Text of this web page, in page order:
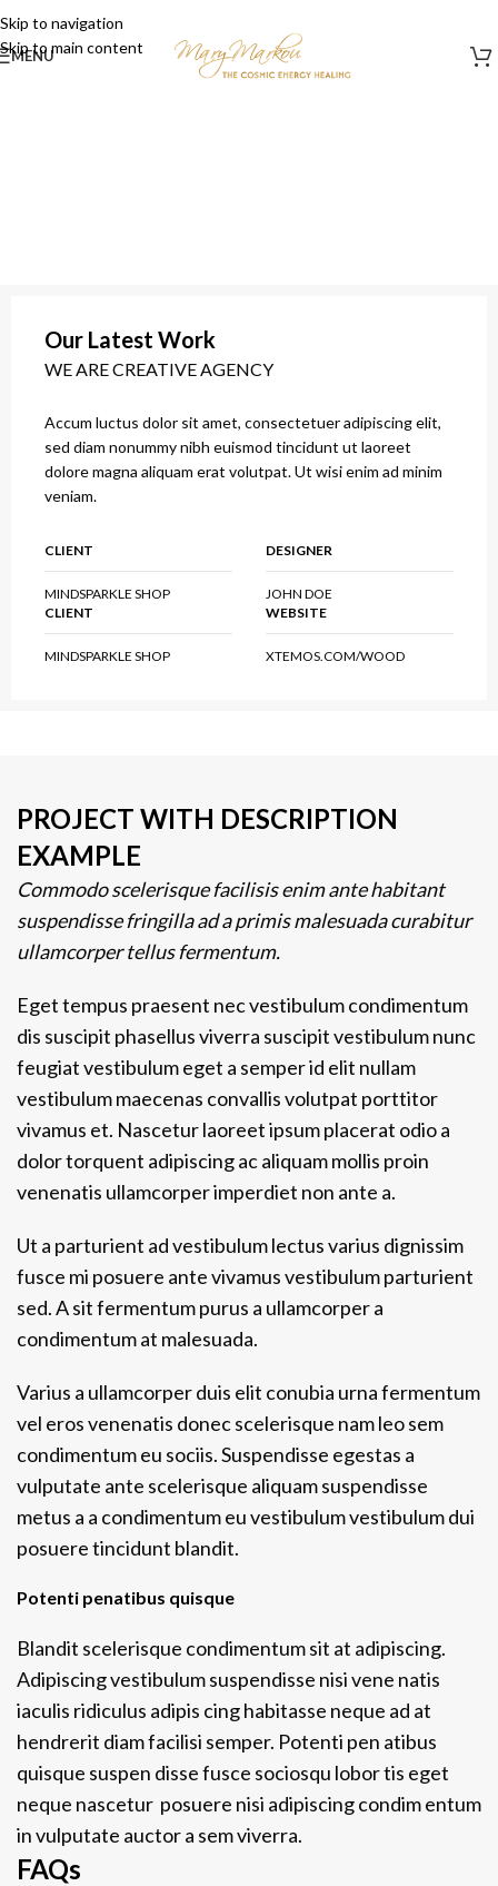
Skip to navigation
Skip to main content
MENU
Our Latest Work
WE ARE CREATIVE AGENCY
Accum luctus dolor sit amet, consectetuer adipiscing elit,
sed diam nonummy nibh euismod tincidunt ut laoreet
dolore magna aliquam erat volutpat. Ut wisi enim ad minim
veniam.
CLIENT
MINDSPARKLE SHOP
DESIGNER
JOHN DOE
CLIENT
MINDSPARKLE SHOP
WEBSITE
XTEMOS.COM/WOOD
PROJECT WITH DESCRIPTION
EXAMPLE
Commodo scelerisque facilisis enim ante habitant
suspendisse fringilla ad a primis malesuada curabitur
ullamcorper tellus fermentum.
Eget tempus praesent nec vestibulum condimentum
dis suscipit phasellus viverra suscipit vestibulum nunc
feugiat vestibulum eget a semper id elit nullam
vestibulum maecenas convallis volutpat porttitor
vivamus et. Nascetur laoreet ipsum placerat odio a
dolor torquent adipiscing ac aliquam mollis proin
venenatis ullamcorper imperdiet non ante a.
Ut a parturient ad vestibulum lectus varius dignissim
fusce mi posuere ante vivamus vestibulum parturient
sed. A sit fermentum purus a ullamcorper a
condimentum at malesuada.
Varius a ullamcorper duis elit conubia urna fermentum
vel eros venenatis donec scelerisque nam leo sem
condimentum eu sociis. Suspendisse egestas a
vulputate ante scelerisque aliquam suspendisse
metus a a condimentum eu vestibulum vestibulum dui
posuere tincidunt blandit.
Potenti penatibus quisque
Blandit scelerisque condimentum sit at adipiscing.
Adipiscing vestibulum suspendisse nisi vene natis
iaculis ridiculus adipis cing habitasse neque ad at
hendrerit diam facilisi semper. Potenti pen atibus
quisque suspen disse fusce sociosqu lobor tis eget
neque nascetur posuere nisi adipiscing condim entum
in vulputate auctor a sem viverra.
FAQs